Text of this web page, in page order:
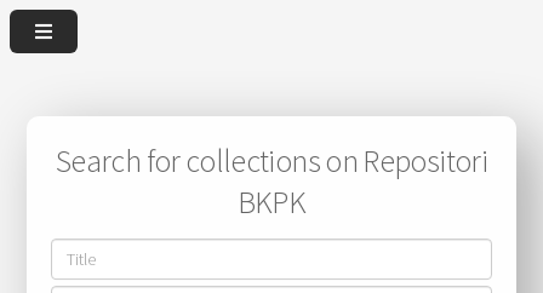
Search for collections on Repositori
BKPK